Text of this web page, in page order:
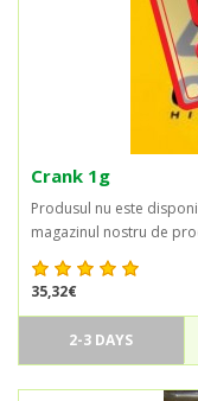
Crank 1g
Produsul nu este
magazinul nostru de
35,32€
2-3 DAYS